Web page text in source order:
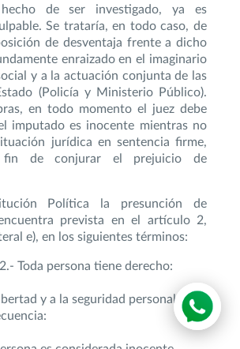
de ser investigado, ya es
Se trataría, en todo caso, de
de desventaja frente a dicho
enraizado en el imaginario
y a la actuación conjunta de las
(Policía y Ministerio Público).
en todo momento el juez debe
imputado es inocente mientras no
jurídica en sentencia firme,
de conjurar el prejuicio de
Política la presunción de
prevista en el artículo 2,
e), en los siguientes términos:
Toda persona tiene derecho:
y a la seguridad personales.